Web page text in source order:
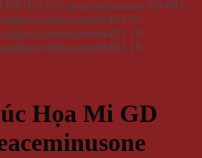
Họa Mi GD